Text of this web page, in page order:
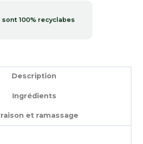
100% recyclabes
Description
Ingrédients
et ramassage